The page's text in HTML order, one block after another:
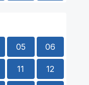
05 06
11 12